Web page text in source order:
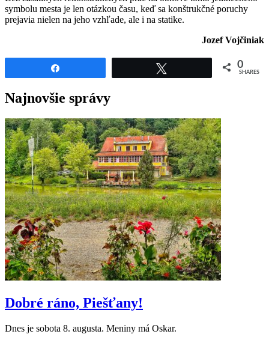
symbolu mesta je len otázkou času, keď sa konštrukčné poruchy
prejavia nielen na jeho vzhľade, ale i na statike.
Jozef Vojčiniak
0
SHARES
Najnovšie správy
Dobré ráno, Piešťany!
Dnes je sobota 8. augusta. Meniny má Oskar.